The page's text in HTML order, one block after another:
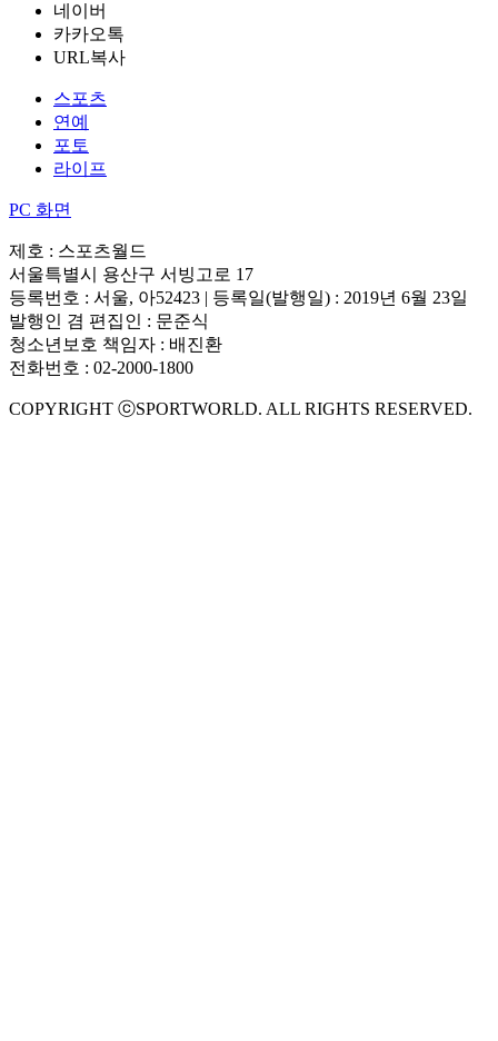
네이버
카카오톡
URL복사
스포츠
연예
포토
라이프
PC 화면
제호 : 스포츠월드
서울특별시 용산구 서빙고로 17
등록번호 : 서울, 아52423 | 등록일(발행일) : 2019년 6월 23일
발행인 겸 편집인 : 문준식
청소년보호 책임자 : 배진환
전화번호 : 02-2000-1800
COPYRIGHT ⓒSPORTWORLD. ALL RIGHTS RESERVED.